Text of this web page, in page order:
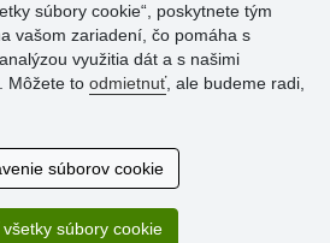
súbory cookie“, poskytnete tým
vašom zariadení, čo pomáha s
využitia dát a s našimi
Môžete to odmietnuť, ale budeme radi,
súborov cookie
všetky súbory cookie